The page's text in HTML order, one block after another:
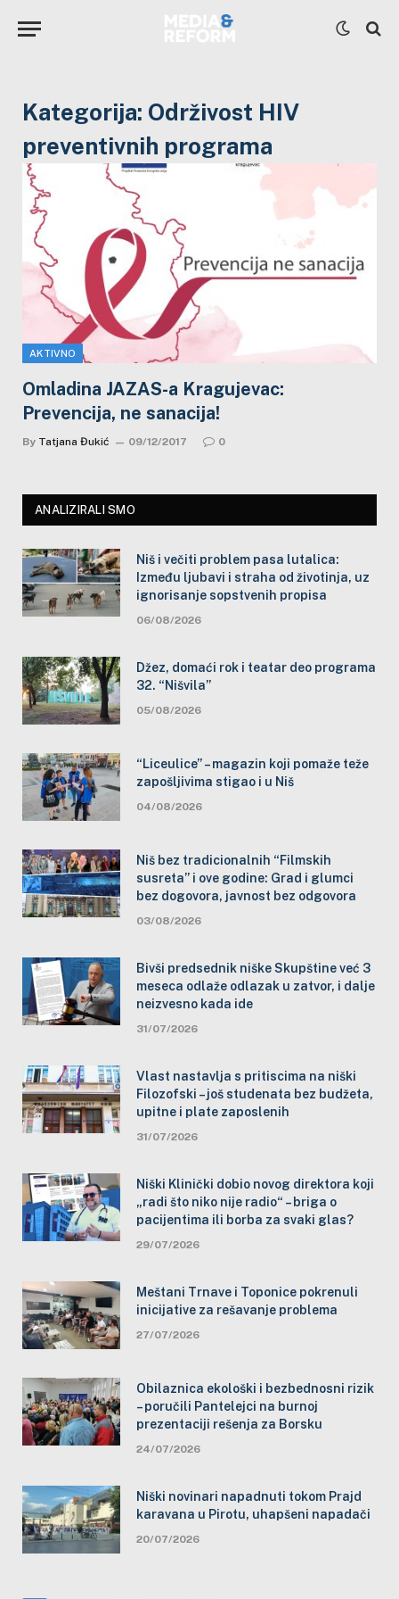
Kategorija: Održivost HIV
preventivnih programa
AKTIVNO
Omladina JAZAS-a Kragujevac:
Prevencija, ne sanacija!
By Tatjana Đukić 09/12/2017 0
ANALIZIRALI SMO
Niš i večiti problem pasa lutalica:
Između ljubavi i straha od životinja, uz
ignorisanje sopstvenih propisa
06/08/2026
Džez, domaći rok i teatar deo programa
32. “Nišvila”
05/08/2026
“Liceulice” – magazin koji pomaže teže
zapošljivima stigao i u Niš
04/08/2026
Niš bez tradicionalnih “Filmskih
susreta” i ove godine: Grad i glumci
bez dogovora, javnost bez odgovora
03/08/2026
Bivši predsednik niške Skupštine već 3
meseca odlaže odlazak u zatvor, i dalje
neizvesno kada ide
31/07/2026
Vlast nastavlja s pritiscima na niški
Filozofski – još studenata bez budžeta,
upitne i plate zaposlenih
31/07/2026
Niški Klinički dobio novog direktora koji
„radi što niko nije radio“ – briga o
pacijentima ili borba za svaki glas?
29/07/2026
Meštani Trnave i Toponice pokrenuli
inicijative za rešavanje problema
27/07/2026
Obilaznica ekološki i bezbednosni rizik
– poručili Pantelejci na burnoj
prezentaciji rešenja za Borsku
24/07/2026
Niški novinari napadnuti tokom Prajd
karavana u Pirotu, uhapšeni napadači
20/07/2026